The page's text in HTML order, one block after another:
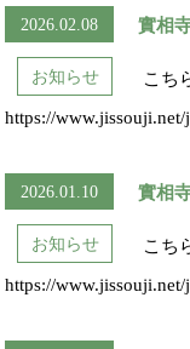
2026.02.08 實相
お知らせ
こち
https://
2026.01.10 實相
お知らせ
こち
https://